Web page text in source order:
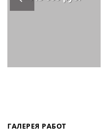
ГАЛЕРЕЯ РАБОТ